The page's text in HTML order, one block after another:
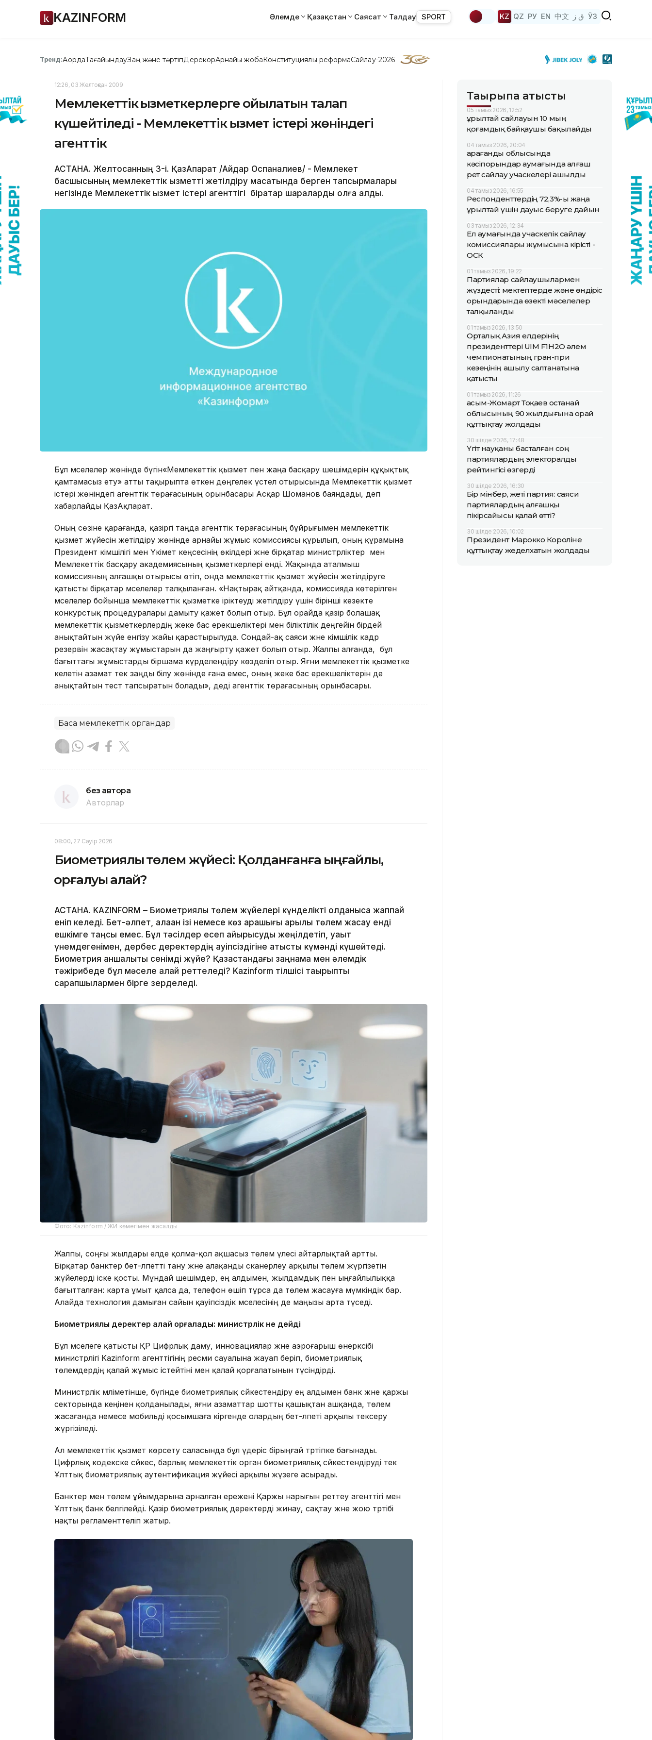
KAZINFORM Әлемде Қазақстан Саясат Талдау SPORT KZ QZ РУ EN 中文 ق ز ЎЗ
Тренд:АқордаТағайындауЗаң және тәртіпДерекқорАрнайы жобаКонституциялық реформаСайлау-2026
12:26, 03 Желтоқсан 2009
Мемлекеттік қызметкерлерге қойылатын талап
күшейтіледі - Мемлекеттік қызмет істері жөніндегі
агенттік
АСТАНА. Желтоқсанның 3-і. ҚазАқпарат /Айдар Оспаналиев/ - Мемлекет
басшысының мемлекеттік қызметті жетілдіру мақсатында берген тапсырмалары
негізінде Мемлекеттік қызмет істері агенттігі бірқатар шараларды қолға алды.
Бұл мәселелер жөнінде бүгін«Мемлекеттік қызмет пен жаңа басқару шешімдерін құқықтық
қамтамасыз ету» атты тақырыпта өткен дөңгелек үстел отырысында Мемлекеттік қызмет
істері жөніндегі агенттік төрағасының орынбасары Асқар Шоманов баяндады, деп
хабарлайды ҚазАқпарат.
Оның сөзіне қарағанда, қазіргі таңда агенттік төрағасының бұйрығымен мемлекеттік
қызмет жүйесін жетілдіру жөнінде арнайы жұмыс комиссиясы құрылып, оның құрамына
Президент әкімшілігі мен Үкімет кеңсесінің өкілдері және бірқатар министрліктер мен
Мемлекеттік басқару академиясының қызметкерлері енді. Жақында аталмыш
комиссияның алғашқы отырысы өтіп, онда мемлекеттік қызмет жүйесін жетілдіруге
қатысты бірқатар мәселелер талқыланған. «Нақтырақ айтқанда, комиссияда көтерілген
мәселелер бойынша мемлекеттік қызметке іріктеуді жетілдіру үшін бірінші кезекте
конкурстық процедуралары дамыту қажет болып отыр. Бұл орайда қазір болашақ
мемлекеттік қызметкерлердің жеке бас ерекшеліктері мен біліктілік деңгейін бірдей
анықтайтын жүйе енгізу жайы қарастырылуда. Сондай-ақ саяси және әкімшілік кадр
резервін жасақтау жұмыстарын да жаңғырту қажет болып отыр. Жалпы алғанда, бұл
бағыттағы жұмыстарды біршама күрделендіру көзделіп отыр. Яғни мемлекеттік қызметке
келетін азамат тек заңды білу жөнінде ғана емес, оның жеке бас ерекшеліктерін де
анықтайтын тест тапсыратын болады», деді агенттік төрағасының орынбасары.
Басқа мемлекеттік органдар
без автора
Авторлар
08:00, 27 Сәуір 2026
Биометриялық төлем жүйесі: Қолданғанға ыңғайлы,
қорғалуы қалай?
АСТАНА. KAZINFORM – Биометриялық төлем жүйелері күнделікті қолданысқа жаппай
еніп келеді. Бет-әлпет, алақан ізі немесе көз қарашығы арқылы төлем жасау енді
ешкімге таңсық емес. Бұл тәсілдер есеп айырысуды жеңілдетіп, уақыт
үнемдегенімен, дербес деректердің қауіпсіздігіне қатысты күмәнді күшейтеді.
Биометрия қаншалықты сенімді жүйе? Қазақстандағы заңнама мен әлемдік
тәжірибеде бұл мәселе қалай реттеледі? Kazinform тілшісі тақырыпты
сарапшылармен бірге зерделеді.
Фото: Kazinform / ЖИ көмегімен жасалды
Жалпы, соңғы жылдары елде қолма-қол ақшасыз төлем үлесі айтарлықтай артты.
Бірқатар банктер бет-әлпетті тану және алақанды сканерлеу арқылы төлем жүргізетін
жүйелерді іске қосты. Мұндай шешімдер, ең алдымен, жылдамдық пен ыңғайлылыққа
бағытталған: карта ұмыт қалса да, телефон өшіп тұрса да төлем жасауға мүмкіндік бар.
Алайда технология дамыған сайын қауіпсіздік мәселесінің де маңызы арта түседі.
Биометриялық деректер қалай қорғалады: министрлік не дейді
Бұл мәселеге қатысты ҚР Цифрлық даму, инновациялар және аэроғарыш өнеркәсібі
министрлігі Kazinform агенттігінің ресми сауалына жауап беріп, биометриялық
төлемдердің қалай жұмыс істейтіні мен қалай қорғалатынын түсіндірді.
Министрлік мәліметінше, бүгінде биометриялық сәйкестендіру ең алдымен банк және қаржы
секторында кеңінен қолданылады, яғни азаматтар шотты қашықтан ашқанда, төлем
жасағанда немесе мобильді қосымшаға кіргенде олардың бет-әлпеті арқылы тексеру
жүргізіледі.
Ал мемлекеттік қызмет көрсету саласында бұл үдеріс бірыңғай тәртіпке бағынады.
Цифрлық кодекске сәйкес, барлық мемлекеттік орган биометриялық сәйкестендіруді тек
Ұлттық биометриялық аутентификация жүйесі арқылы жүзеге асырады.
Банктер мен төлем ұйымдарына арналған ережені Қаржы нарығын реттеу агенттігі мен
Ұлттық банк белгілейді. Қазір биометриялық деректерді жинау, сақтау және жою тәртібі
нақты регламенттеліп жатыр.
Тақырыпқа қатысты
05 тамыз 2026, 12:52
Құрылтай сайлауын 10 мың
қоғамдық байқаушы бақылайды
04 тамыз 2026, 20:04
Қарағанды облысында
кәсіпорындар аумағында алғаш
рет сайлау учаскелері ашылды
04 тамыз 2026, 16:55
Респонденттердің 72,3%-ы жаңа
Құрылтай үшін дауыс беруге дайын
03 тамыз 2026, 12:34
Ел аумағында учаскелік сайлау
комиссиялары жұмысына кірісті -
ОСК
01 тамыз 2026, 19:22
Партиялар сайлаушылармен
жүздесті: мектептерде және өндіріс
орындарында өзекті мәселелер
талқыланды
01 тамыз 2026, 13:50
Орталық Азия елдерінің
президенттері UIM F1H2O әлем
чемпионатының гран-при
кезеңінің ашылу салтанатына
қатысты
01 тамыз 2026, 11:26
Қасым-Жомарт Тоқаев Қостанай
облысының 90 жылдығына орай
құттықтау жолдады
30 шілде 2026, 17:48
Үгіт науқаны басталған соң
партиялардың электоралды
рейтингісі өзгерді
30 шілде 2026, 16:30
Бір мінбер, жеті партия: саяси
партиялардың алғашқы
пікірсайысы қалай өтті?
30 шілде 2026, 10:02
Президент Марокко Короліне
құттықтау жеделхатын жолдады